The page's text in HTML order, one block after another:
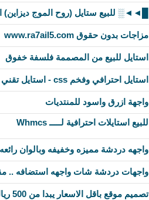
█◄◄░ للبيع ستايل (روح الموج
مزاجات بدون حقوق www.ra7ail5.com
استايل للبيع من المصممة فلسفة خفوق
استايل احترافي وفخم css - استايل تقني وبسيط - استايل تك ديزاين الجديد 2012 - رأيكم
واجهة ازرق واسود للمنتديات
للبيع استايلات احترافية لـــــ Whmcs
واجهه دردشة مميزه وخفيفه وبالوان رائعه
واجهات دردشة شات واجهه استضافه ..
تصميم موقع باقل الاسعار يبدا من 500 ريال